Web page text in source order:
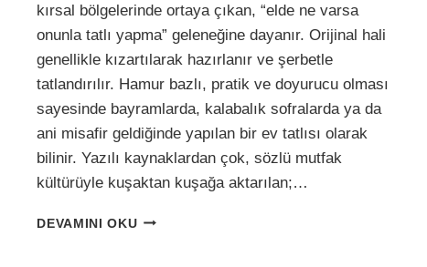
kırsal bölgelerinde ortaya çıkan, “elde ne varsa
onunla tatlı yapma” geleneğine dayanır. Orijinal hali
genellikle kızartılarak hazırlanır ve şerbetle
tatlandırılır. Hamur bazlı, pratik ve doyurucu olması
sayesinde bayramlarda, kalabalık sofralarda ya da
ani misafir geldiğinde yapılan bir ev tatlısı olarak
bilinir. Yazılı kaynaklardan çok, sözlü mutfak
kültürüyle kuşaktan kuşağa aktarılan;…
DEVAMINI OKUFIRINDA,